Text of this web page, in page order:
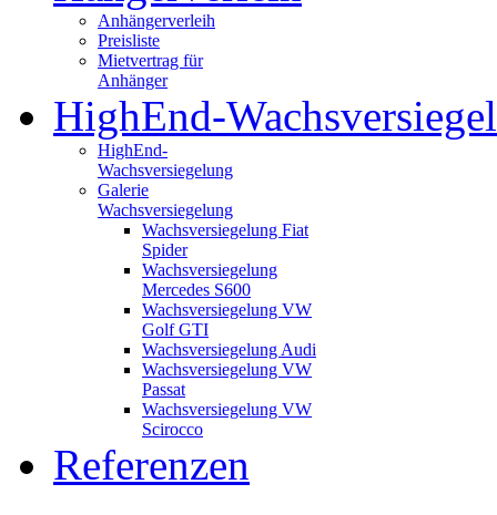
Anhängerverleih
Preisliste
Mietvertrag für
Anhänger
HighEnd-
HighEnd-
Wachsversiegelung
Galerie
Wachsversiegelung
Wachsversiegelung Fiat
Spider
Wachsversiegelung
Mercedes S600
Wachsversiegelung VW
Golf GTI
Wachsversiegelung Audi
Wachsversiegelung VW
Passat
Wachsversiegelung VW
Scirocco
Referenzen